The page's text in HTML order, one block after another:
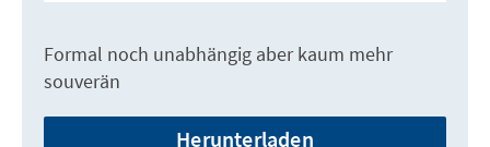
Formal noch unabhängig aber kaum mehr
souverän
Herunterladen